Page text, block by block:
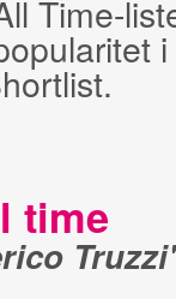
Time-
time